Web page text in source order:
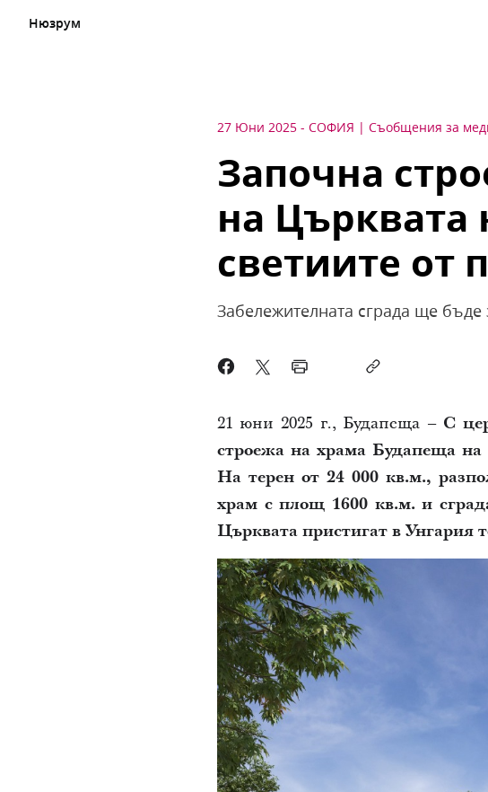
Нюзрум
27 Юни 2025 - СОФИЯ Съобщения за
Започна
на Църквата
светиите от
Забележителната сграда ще
21 юни 2025 г., Будапеща – С
строежа на храма Будапеща на
На терен от 24 000 кв.м.,
храм с площ 1600 кв.м. и
Църквата пристигат в Унгария